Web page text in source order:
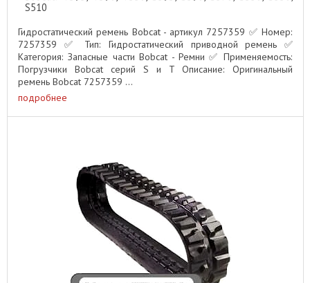
S510
Гидростатический ремень Bobcat - артикул 7257359 ✅ Номер:
7257359 ✅ Тип: Гидростатический приводной ремень ✅
Категория: Запасные части Bobcat - Ремни ✅ Применяемость:
Погрузчики Bobcat серий S и T Описание: Оригинальный
ремень Bobcat 7257359 ...
подробнее